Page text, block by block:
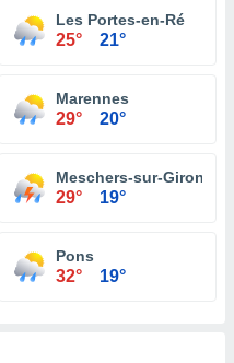
Les Portes-en-Ré
25° 21°
Marennes
29° 20°
Meschers-sur-Gironde
29° 19°
Pons
32° 19°